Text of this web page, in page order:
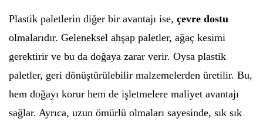
Plastik paletlerin diğer bir avantajı ise, çevre dostu
olmalarıdır. Geleneksel ahşap paletler, ağaç kesimi
gerektirir ve bu da doğaya zarar verir. Oysa plastik
paletler, geri dönüştürülebilir malzemelerden üretilir. Bu,
hem doğayı korur hem de işletmelere maliyet avantajı
sağlar. Ayrıca, uzun ömürlü olmaları sayesinde, sık sık